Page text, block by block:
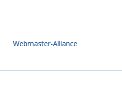
Webmaster-Alliance